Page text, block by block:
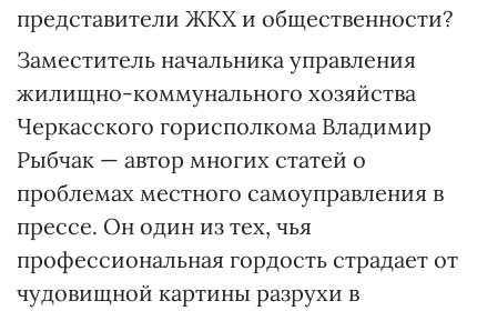
представители ЖКХ и общественности?
Заместитель начальника управления
жилищно-коммунального хозяйства
Черкасского горисполкома Владимир
Рыбчак — автор многих статей о
проблемах местного самоуправления в
прессе. Он один из тех, чья
профессиональная гордость страдает от
чудовищной картины разрухи в